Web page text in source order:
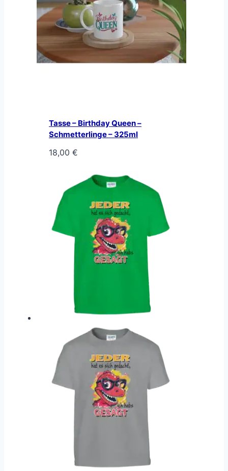
Tasse – Birthday Queen –
Schmetterlinge – 325ml
18,00 €